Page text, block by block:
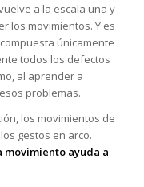
a la escala una y
los movimientos. Y es
únicamente
todos los defectos
al aprender a
problemas.
los movimientos de
gestos en arco.
movimiento ayuda a